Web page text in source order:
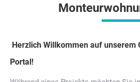
Herzlich Willkommen auf unserem
Portal!